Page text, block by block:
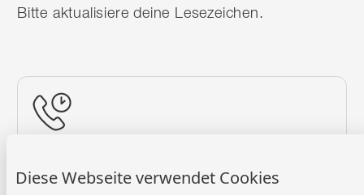
Diese Webseite verwendet Cookies
Bitte aktualisiere deine Lesezeichen.